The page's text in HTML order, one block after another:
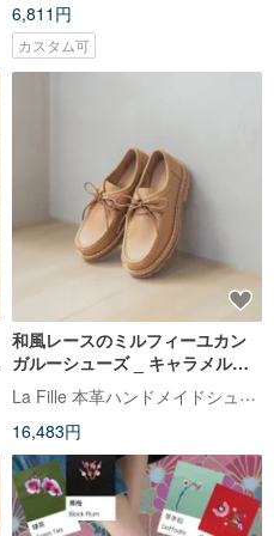
6,811円
カスタム可
和風レースのミルフィーユカン
ガルーシューズ _ キャラメルミ
ルフィーユ / カーキ
La Fille 本革ハンドメイドシューズ
16,483円